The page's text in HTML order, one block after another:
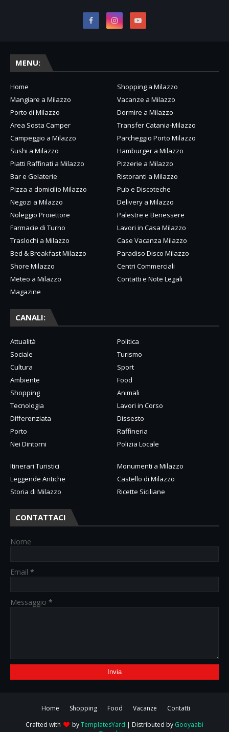
MENU:
Home
Shopping a Milazzo
Mangiare a Milazzo
Vacanze a Milazzo
Porto di Milazzo
Dormire a Milazzo
Area Sosta Camper
Transfer Catania-Milazzo
Campeggio a Milazzo
Parcheggio Porto Milazzo
Sushi a Milazzo
Hamburger a Milazzo
Piatti Raffinati a Milazzo
Pizzerie a Milazzo
Bar e Gelaterie
Ristoranti a Milazzo
Pizza a domicilio Milazzo
Pub e Discoteche
Negozi a Milazzo
Delivery a Milazzo
Noleggio Proiettore
Palestre e Benessere
Farmacie di Turno
Lavori in Casa Milazzo
Traslochi a Milazzo
Case Vacanza Milazzo
Bed & Breakfast Milazzo
Paradiso Disco Milazzo
Shore Milazzo
Centri Commerciali
Meteo a Milazzo
Contatti e Note Legali
Magazine
CANALI:
Attualità
Politica
Sociale
Turismo
Cultura
Sport
Ambiente
Food
Shopping
Animali
Tecnologia
Lavori in Corso
Differenziata
Dissesto
Porto
Raffineria
Nei Dintorni
Polizia Locale
Itinerari Turistici
Monumenti a Milazzo
Leggende Antiche
Castello di Milazzo
Storia di Milazzo
Ricette Siciliane
CONTATTACI
Nome
Email *
Messaggio *
Home Shopping Food Vacanze
Contatti
Crafted with
byTemplatesYard | Distributed by Gooyaabi